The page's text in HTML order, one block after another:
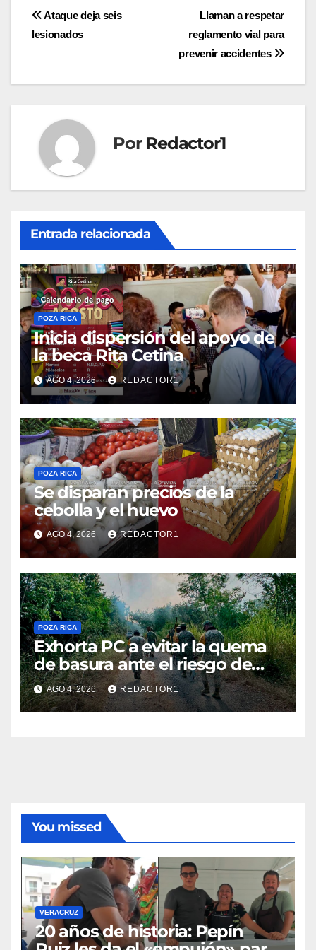
Navegación
entradas
Llaman a respetar
reglamento vial para
prevenir accidentes
Ataque deja seis
lesionados
Por Redactor1
Entrada relacionada
POZA RICA
Inicia dispersión del apoyo de
la beca Rita Cetina
AGO 4, 2026 REDACTOR1
POZA RICA
Se disparan precios de la
cebolla y el huevo
AGO 4, 2026 REDACTOR1
POZA RICA
Exhorta PC a evitar la quema
de basura ante el riesgo de
incendios
AGO 4, 2026 REDACTOR1
You missed
VERACRUZ
20 años de historia: Pepín